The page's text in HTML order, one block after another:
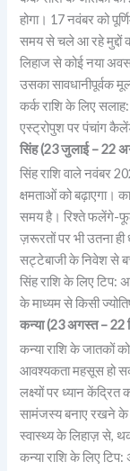
होगा। 17 नवंबर को
समय से चले आ रहे मुद्दों
लिहाज से कोई नया
उसका सावधानीपूर्वक
कर्क राशि के लिए
एस्ट्रोपुश पर पंचांग
सिंह (23 जुलाई – 22
सिंह राशि वाले नवंबर
क्षमताओं को बढ़ाएगा।
समय है। रिश्ते फलेंगे-
ज़रूरतों पर भी उतना
सट्टेबाजी के निवेश से
सिंह राशि के लिए टिप:
के माध्यम से किसी
कन्या (23 अगस्त – 22
कन्या राशि के जातकों
आवश्यकता महसूस हो
लक्ष्यों पर ध्यान
सामंजस्य बनाए रखने के
स्वास्थ्य के लिहाज़ से,
कन्या राशि के लिए